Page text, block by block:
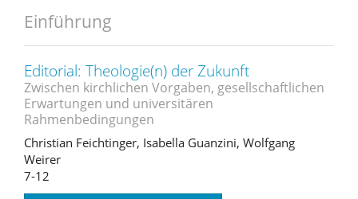
Einführung
Editorial: Theologie(n) der Zukunft
Zwischen kirchlichen Vorgaben, gesellschaftlichen
Erwartungen und universitären
Rahmenbedingungen
Christian Feichtinger, Isabella Guanzini, Wolfgang
Weirer
7-12